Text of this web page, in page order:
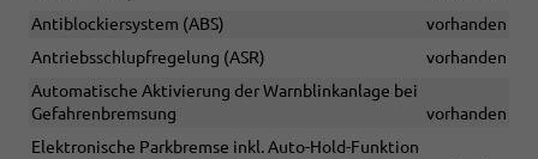
Antiblockiersystem (ABS)
vorhanden
Antriebsschlupfregelung (ASR)
vorhanden
Automatische Aktivierung der Warnblinkanlage bei
Gefahrenbremsung
vorhanden
Elektronische Parkbremse inkl. Auto-Hold-Funktion